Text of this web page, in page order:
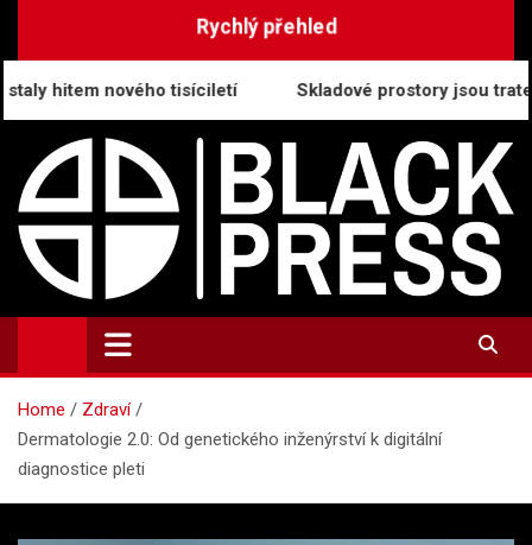
Rychlý přehled
tisíciletí Skladové prostory jsou trategický pilíř
BlackPress.cz
Aktuality, informace a tiskové zprávy
Home
Zdraví
Dermatologie 2.0: Od genetického inženýrství k digitální
diagnostice pleti